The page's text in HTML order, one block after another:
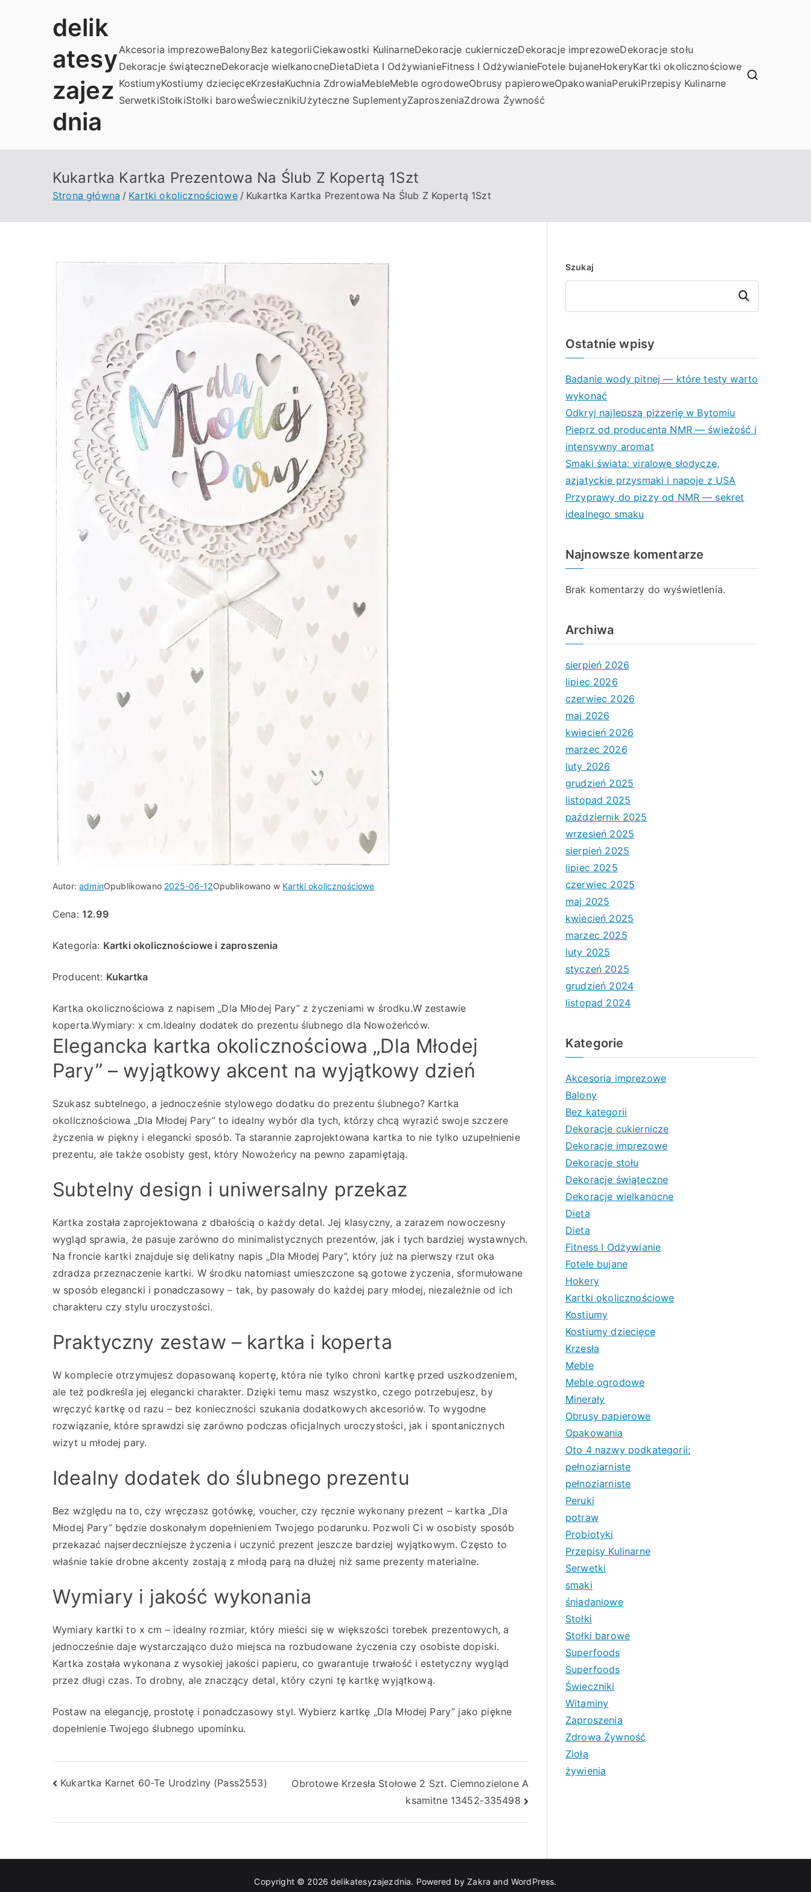
delik
atesy
zajez
dnia
Akcesoria imprezoweBalonyBez kategoriiCiekawostki KulinarneDekoracje cukierniczeDekoracje imprezoweDekoracje stołu
Dekoracje świąteczneDekoracje wielkanocneDietaDieta I OdżywianieFitness I OdżywianieFotele bujaneHokeryKartki okolicznościowe
KostiumyKostiumy dziecięceKrzesłaKuchnia ZdrowiaMebleMeble ogrodoweObrusy papieroweOpakowaniaPerukiPrzepisy Kulinarne
SerwetkiStołkiStołki baroweŚwiecznikiUżyteczne SuplementyZaproszeniaZdrowa Żywność
Kukartka Kartka Prezentowa Na Ślub Z Kopertą 1Szt
Strona główna Kartki okolicznościowe Kukartka Kartka Prezentowa Na Ślub Z Kopertą 1Szt
Autor:adminOpublikowano 2025-06-12Opublikowano w Kartki okolicznościowe
Cena: 12.99
Kategoria: Kartki okolicznościowe i zaproszenia
Producent: Kukartka
Kartka okolicznościowa z napisem „Dla Młodej Pary” z życzeniami w środku.W zestawie
koperta.Wymiary: x cm.Idealny dodatek do prezentu ślubnego dla Nowożeńców.
Elegancka kartka okolicznościowa „Dla Młodej
Pary” – wyjątkowy akcent na wyjątkowy dzień
Szukasz subtelnego, a jednocześnie stylowego dodatku do prezentu ślubnego? Kartka
okolicznościowa „Dla Młodej Pary” to idealny wybór dla tych, którzy chcą wyrazić swoje szczere
życzenia w piękny i elegancki sposób. Ta starannie zaprojektowana kartka to nie tylko uzupełnienie
prezentu, ale także osobisty gest, który Nowożeńcy na pewno zapamiętają.
Subtelny design i uniwersalny przekaz
Kartka została zaprojektowana z dbałością o każdy detal. Jej klasyczny, a zarazem nowoczesny
wygląd sprawia, że pasuje zarówno do minimalistycznych prezentów, jak i tych bardziej wystawnych.
Na froncie kartki znajduje się delikatny napis „Dla Młodej Pary”, który już na pierwszy rzut oka
zdradza przeznaczenie kartki. W środku natomiast umieszczone są gotowe życzenia, sformułowane
w sposób elegancki i ponadczasowy – tak, by pasowały do każdej pary młodej, niezależnie od ich
charakteru czy stylu uroczystości.
Praktyczny zestaw – kartka i koperta
W komplecie otrzymujesz dopasowaną kopertę, która nie tylko chroni kartkę przed uszkodzeniem,
ale też podkreśla jej elegancki charakter. Dzięki temu masz wszystko, czego potrzebujesz, by
wręczyć kartkę od razu – bez konieczności szukania dodatkowych akcesoriów. To wygodne
rozwiązanie, które sprawdzi się zarówno podczas oficjalnych uroczystości, jak i spontanicznych
wizyt u młodej pary.
Idealny dodatek do ślubnego prezentu
Bez względu na to, czy wręczasz gotówkę, voucher, czy ręcznie wykonany prezent – kartka „Dla
Młodej Pary” będzie doskonałym dopełnieniem Twojego podarunku. Pozwoli Ci w osobisty sposób
przekazać najserdeczniejsze życzenia i uczynić prezent jeszcze bardziej wyjątkowym. Często to
właśnie takie drobne akcenty zostają z młodą parą na dłużej niż same prezenty materialne.
Wymiary i jakość wykonania
Wymiary kartki to x cm – idealny rozmiar, który mieści się w większości torebek prezentowych, a
jednocześnie daje wystarczająco dużo miejsca na rozbudowane życzenia czy osobiste dopiski.
Kartka została wykonana z wysokiej jakości papieru, co gwarantuje trwałość i estetyczny wygląd
przez długi czas. To drobny, ale znaczący detal, który czyni tę kartkę wyjątkową.
Postaw na elegancję, prostotę i ponadczasowy styl. Wybierz kartkę „Dla Młodej Pary” jako piękne
dopełnienie Twojego ślubnego upominku.
Nawigacja
Kukartka Karnet 60-Te Urodziny (Pass2553)
Obrotowe Krzesła Stołowe 2 Szt. Ciemnozielone A
ksamitne 13452-335498
Szukaj
Szukaj
Ostatnie wpisy
Badanie wody pitnej — które testy warto
wykonać
Odkryj najlepszą pizzerię w Bytomiu
Pieprz od producenta NMR — świeżość i
intensywny aromat
Smaki świata: viralowe słodycze,
azjatyckie przysmaki i napoje z USA
Przyprawy do pizzy od NMR — sekret
idealnego smaku
Najnowsze komentarze
Brak komentarzy do wyświetlenia.
Archiwa
sierpień 2026
lipiec 2026
czerwiec 2026
maj 2026
kwiecień 2026
marzec 2026
luty 2026
grudzień 2025
listopad 2025
październik 2025
wrzesień 2025
sierpień 2025
lipiec 2025
czerwiec 2025
maj 2025
kwiecień 2025
marzec 2025
luty 2025
styczeń 2025
grudzień 2024
listopad 2024
Kategorie
Akcesoria imprezowe
Balony
Bez kategorii
Dekoracje cukiernicze
Dekoracje imprezowe
Dekoracje stołu
Dekoracje świąteczne
Dekoracje wielkanocne
Dieta
Dieta
Fitness I Odżywianie
Fotele bujane
Hokery
Kartki okolicznościowe
Kostiumy
Kostiumy dziecięce
Krzesła
Meble
Meble ogrodowe
Minerały
Obrusy papierowe
Opakowania
Oto 4 nazwy podkategorii:
pełnoziarniste
pełnoziarniste
Peruki
potraw
Probiotyki
Przepisy Kulinarne
Serwetki
smaki
śniadaniowe
Stołki
Stołki barowe
Superfoods
Superfoods
Świeczniki
Witaminy
Zaproszenia
Zdrowa Żywność
Zioła
żywienia
Copyright © 2026delikatesyzajezdnia. Powered byZakra and WordPress.